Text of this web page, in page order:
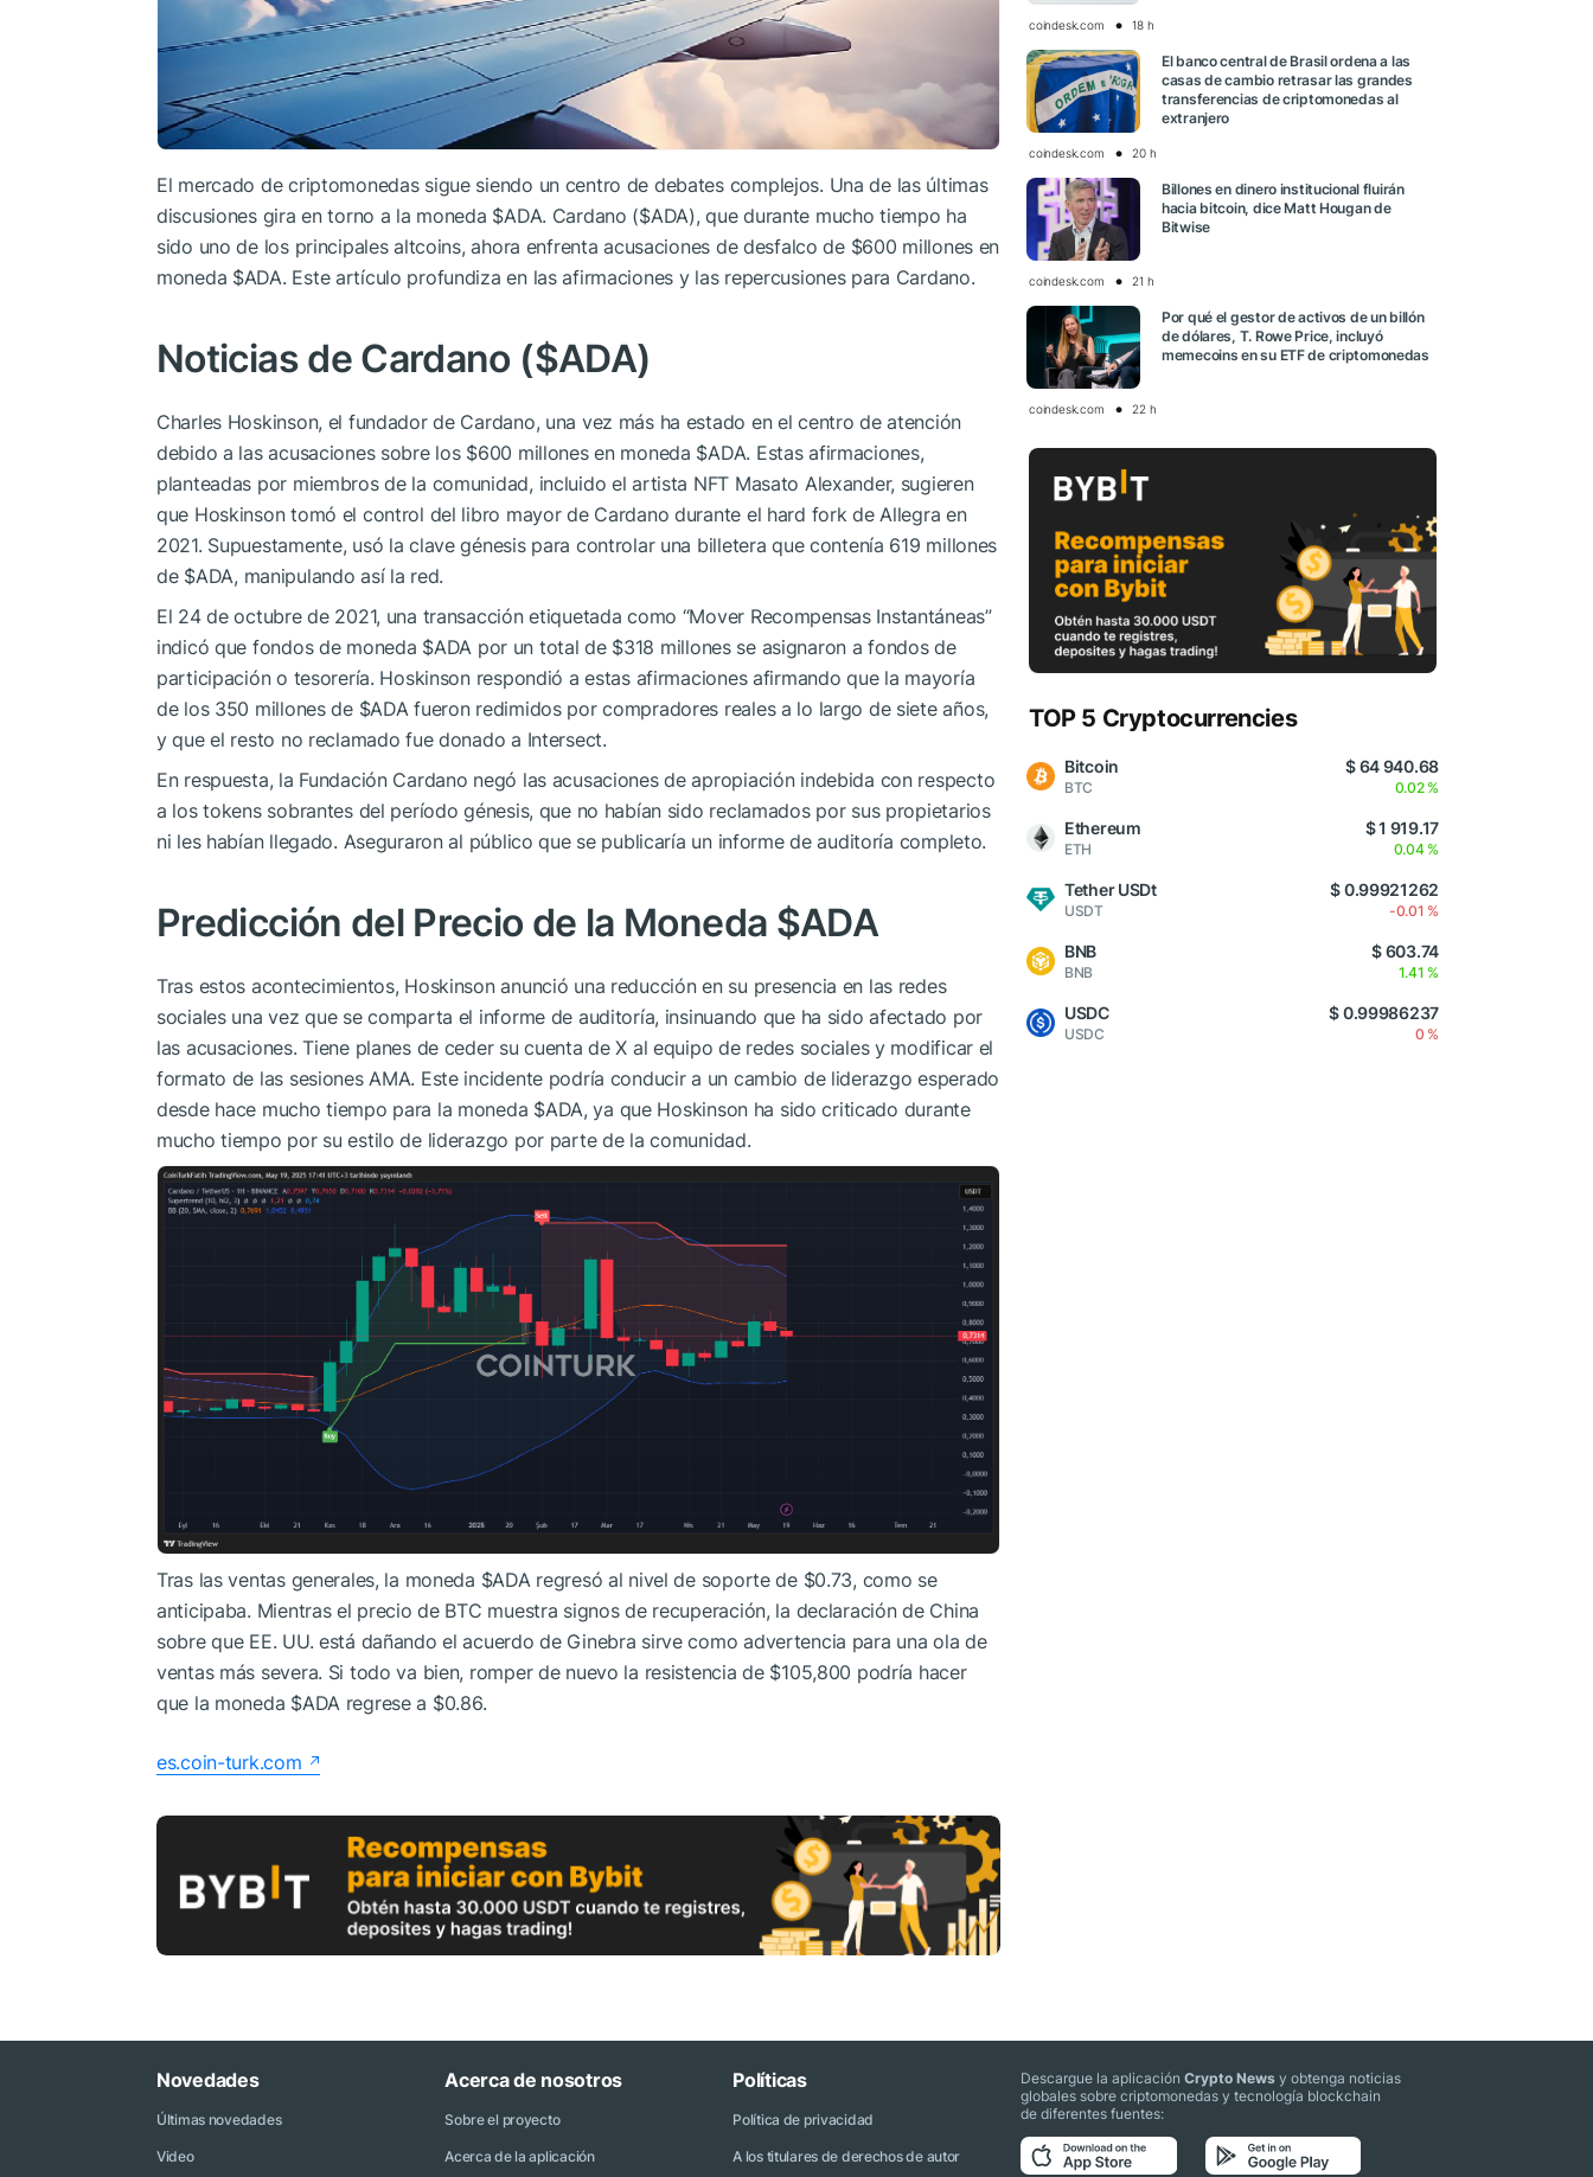
El mercado de criptomonedas sigue siendo un centro de debates complejos. Una de las últimas
discusiones gira en torno a la moneda $ADA. Cardano ($ADA), que durante mucho tiempo ha
sido uno de los principales altcoins, ahora enfrenta acusaciones de desfalco de $600 millones en
moneda $ADA. Este artículo profundiza en las afirmaciones y las repercusiones para Cardano.
Noticias de Cardano ($ADA)
Charles Hoskinson, el fundador de Cardano, una vez más ha estado en el centro de atención
debido a las acusaciones sobre los $600 millones en moneda $ADA. Estas afirmaciones,
planteadas por miembros de la comunidad, incluido el artista NFT Masato Alexander, sugieren
que Hoskinson tomó el control del libro mayor de Cardano durante el hard fork de Allegra en
2021. Supuestamente, usó la clave génesis para controlar una billetera que contenía 619 millones
de $ADA, manipulando así la red.
El 24 de octubre de 2021, una transacción etiquetada como “Mover Recompensas Instantáneas”
indicó que fondos de moneda $ADA por un total de $318 millones se asignaron a fondos de
participación o tesorería. Hoskinson respondió a estas afirmaciones afirmando que la mayoría
de los 350 millones de $ADA fueron redimidos por compradores reales a lo largo de siete años,
y que el resto no reclamado fue donado a Intersect.
En respuesta, la Fundación Cardano negó las acusaciones de apropiación indebida con respecto
a los tokens sobrantes del período génesis, que no habían sido reclamados por sus propietarios
ni les habían llegado. Aseguraron al público que se publicaría un informe de auditoría completo.
Predicción del Precio de la Moneda $ADA
Tras estos acontecimientos, Hoskinson anunció una reducción en su presencia en las redes
sociales una vez que se comparta el informe de auditoría, insinuando que ha sido afectado por
las acusaciones. Tiene planes de ceder su cuenta de X al equipo de redes sociales y modificar el
formato de las sesiones AMA. Este incidente podría conducir a un cambio de liderazgo esperado
desde hace mucho tiempo para la moneda $ADA, ya que Hoskinson ha sido criticado durante
mucho tiempo por su estilo de liderazgo por parte de la comunidad.
Tras las ventas generales, la moneda $ADAregresó al nivel de soporte de $0.73, como se
anticipaba. Mientras el precio de BTC muestra signos de recuperación, la declaración de China
sobre que EE. UU. está dañando el acuerdo de Ginebra sirve como advertencia para una ola de
ventas más severa. Si todo va bien, romper de nuevo la resistencia de $105,800 podría hacer
que la moneda $ADAregrese a $0.86.
es.coin-turk.com
coindesk.com 18 h
El banco central de Brasil ordena a las
casas de cambio retrasar las grandes
transferencias de criptomonedas al
extranjero
coindesk.com 20 h
Billones en dinero institucional fluirán
hacia bitcoin, dice Matt Hougan de
Bitwise
coindesk.com 21 h
Por qué el gestor de activos de un billón
de dólares, T. Rowe Price, incluyó
memecoins en su ETF de criptomonedas
coindesk.com 22 h
TOP 5 Cryptocurrencies
Bitcoin
BTC
$ 64 940.68
0.02 %
Ethereum
ETH
$ 1 919.17
0.04 %
Tether USDt
USDT
$ 0.99921262
-0.01 %
BNB
BNB
$ 603.74
1.41 %
USDC
USDC
$ 0.99986237
0 %
Novedades
Últimas novedades
Video
Acerca de nosotros
Sobre el proyecto
Acerca de la aplicación
Políticas
Política de privacidad
A los titulares de derechos de autor
Descargue la aplicaciónCrypto News y obtenga noticias
globales sobre criptomonedas y tecnología blockchain
de diferentes fuentes: